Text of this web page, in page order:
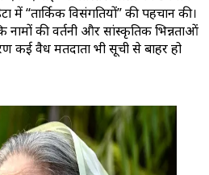
में “तार्किक विसंगतियों” की पहचान की।
नामों की वर्तनी और सांस्कृतिक भिन्नताओं
वैध मतदाता भी सूची से बाहर हो